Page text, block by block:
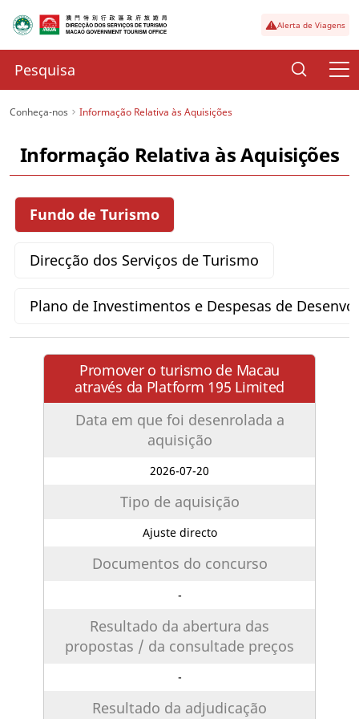
Alerta de Viagens
Conheça-nos Informação Relativa às Aquisições
Informação Relativa às Aquisições
Fundo de Turismo
Direcção dos Serviços de Turismo
Plano de Investimentos e Despesas de
Promover o turismo de Macau
através da Platform 195 Limited
Data em que foi desenrolada a
aquisição
2026-07-20
Tipo de aquisição
Ajuste directo
Documentos do concurso
-
Resultado da abertura das
propostas / da consultade preços
-
Resultado da adjudicação